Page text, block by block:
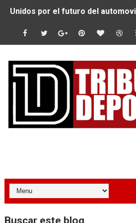
Unidos por el futuro del
De Huaraz para el mundo: La
MARATÓN DE LIMA: EL
CLAUDIO PIZARRO: "YO
URUBAMBA CORONÓ A LOS
ÁNGELO CARO SE CONSAGRA
Buscar este blog